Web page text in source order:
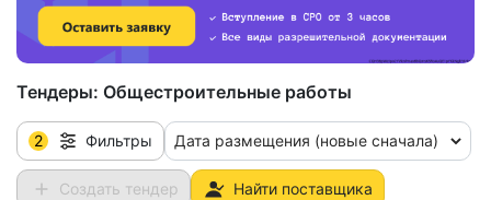
Тендеры: Общестроительные работы
2 Фильтры Дата размещения (новые сначала)
Создать тендер Найти поставщика